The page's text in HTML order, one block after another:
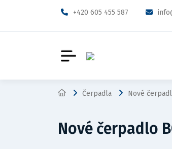
+420 605 455 587
Čerpadla Nové
Nové čerpadlo